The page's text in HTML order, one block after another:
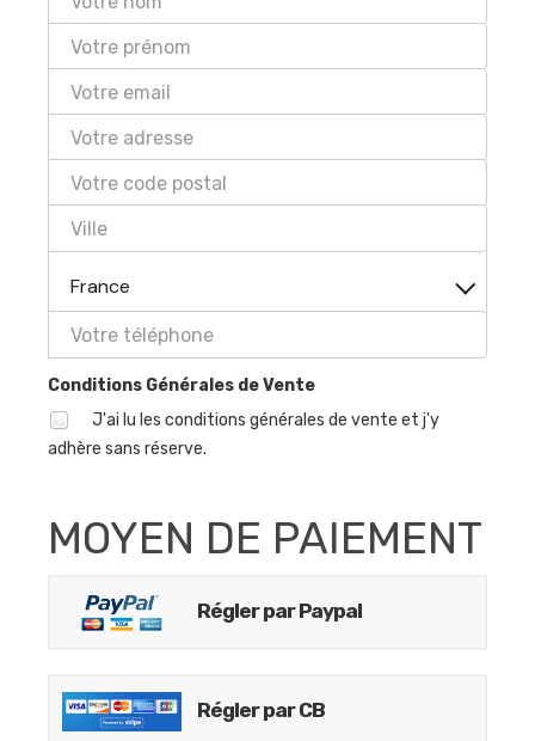
France
Conditions Générales de Vente
J'ai lu les conditions générales de vente et j'y
adhère sans réserve.
MOYEN DE PAIEMENT
Régler par Paypal
Régler par CB